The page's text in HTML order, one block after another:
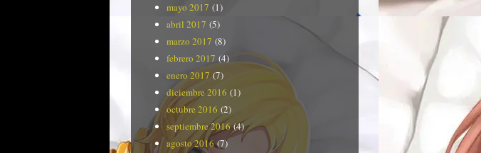
mayo 2017 (1)
abril 2017 (5)
marzo 2017 (8)
febrero 2017 (4)
enero 2017 (7)
diciembre 2016 (1)
octubre 2016 (2)
septiembre 2016(4)
agosto 2016(7)